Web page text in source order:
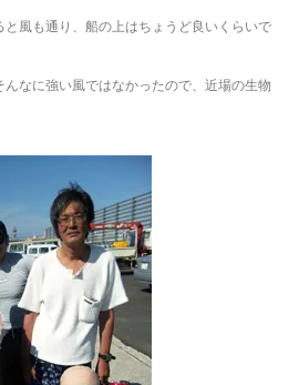
風も通り、船の上はちょうど良いくらいで
なに強い風ではなかったので、近場の生物